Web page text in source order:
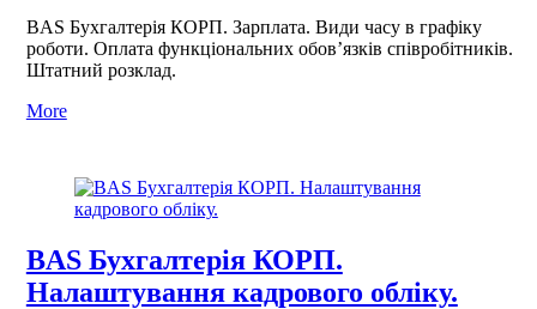
BAS Бухгалтерія КОРП. Зарплата. Види часу в графіку
роботи. Оплата функціональних обов’язків співробітників.
Штатний розклад.
More
BAS Бухгалтерія КОРП.
Налаштування кадрового обліку.